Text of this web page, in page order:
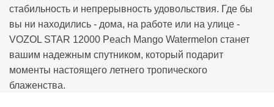
стабильность и непрерывность удовольствия. Где бы
вы ни находились - дома, на работе или на улице -
VOZOL STAR 12000 Peach Mango Watermelon станет
вашим надежным спутником, который подарит
моменты настоящего летнего тропического
блаженства.